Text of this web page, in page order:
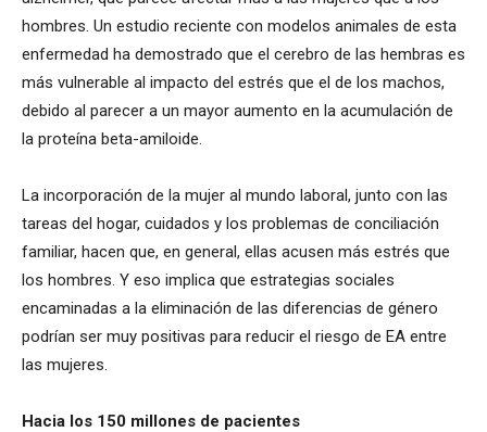
hombres. Un estudio reciente con modelos animales de esta
enfermedad ha demostrado que el cerebro de las hembras es
más vulnerable al impacto del estrés que el de los machos,
debido al parecer a un mayor aumento en la acumulación de
la proteína beta-amiloide.
La incorporación de la mujer al mundo laboral, junto con las
tareas del hogar, cuidados y los problemas de conciliación
familiar, hacen que, en general, ellas acusen más estrés que
los hombres. Y eso implica que estrategias sociales
encaminadas a la eliminación de las diferencias de género
podrían ser muy positivas para reducir el riesgo de EA entre
las mujeres.
Hacia los 150 millones de pacientes